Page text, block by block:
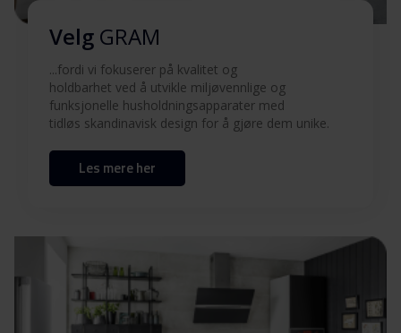
Brukermanual (EN)
Veiledning for
barnesikring
Monteringsveiledning
Installasjonstegning Last ned
Produktbilde IO 5610-90 X
Velg GRAM
...fordi vi fokuserer på kvalitet og
holdbarhet ved å utvikle miljøvennlige og
funksjonelle husholdningsapparater med
tidløs skandinavisk design for å gjøre dem unike.
Les mere her